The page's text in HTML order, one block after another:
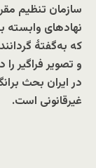
سازمان تنظیم
نهادهای
که به‌گفتهٔ
و تصویر فراگیر را
در ایران بحث
غیرقانونی است.